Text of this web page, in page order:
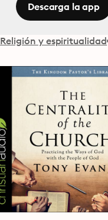
Descarga la app
Religión y espiritualidad